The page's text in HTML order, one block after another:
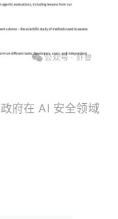
府在 AI 安全领域